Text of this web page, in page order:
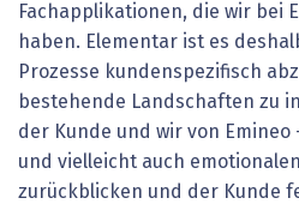
Fachapplikationen, die wir bei
haben. Elementar ist es
Prozesse kundenspezifisch
bestehende Landschaften zu
der Kunde und wir von Emineo
und vielleicht auch
zurückblicken und der Kunde